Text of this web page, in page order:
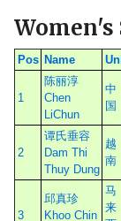
Women's
Pos Name
1
陈丽淳
Chen
LiChun
中
国
2
谭氏垂容
Dam Thi
Thuy Dung
越
南
3
邱真珍
Khoo Chin
马
来